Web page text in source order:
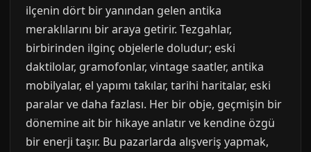
ilçenin dört bir yanından gelen antika
meraklılarını bir araya getirir. Tezgahlar,
birbirinden ilginç objelerle doludur; eski
daktilolar, gramofonlar, vintage saatler, antika
mobilyalar, el yapımı takılar, tarihi haritalar, eski
paralar ve daha fazlası. Her bir obje, geçmişin bir
dönemine ait bir hikaye anlatır ve kendine özgü
bir enerji taşır. Bu pazarlarda alışveriş yapmak,